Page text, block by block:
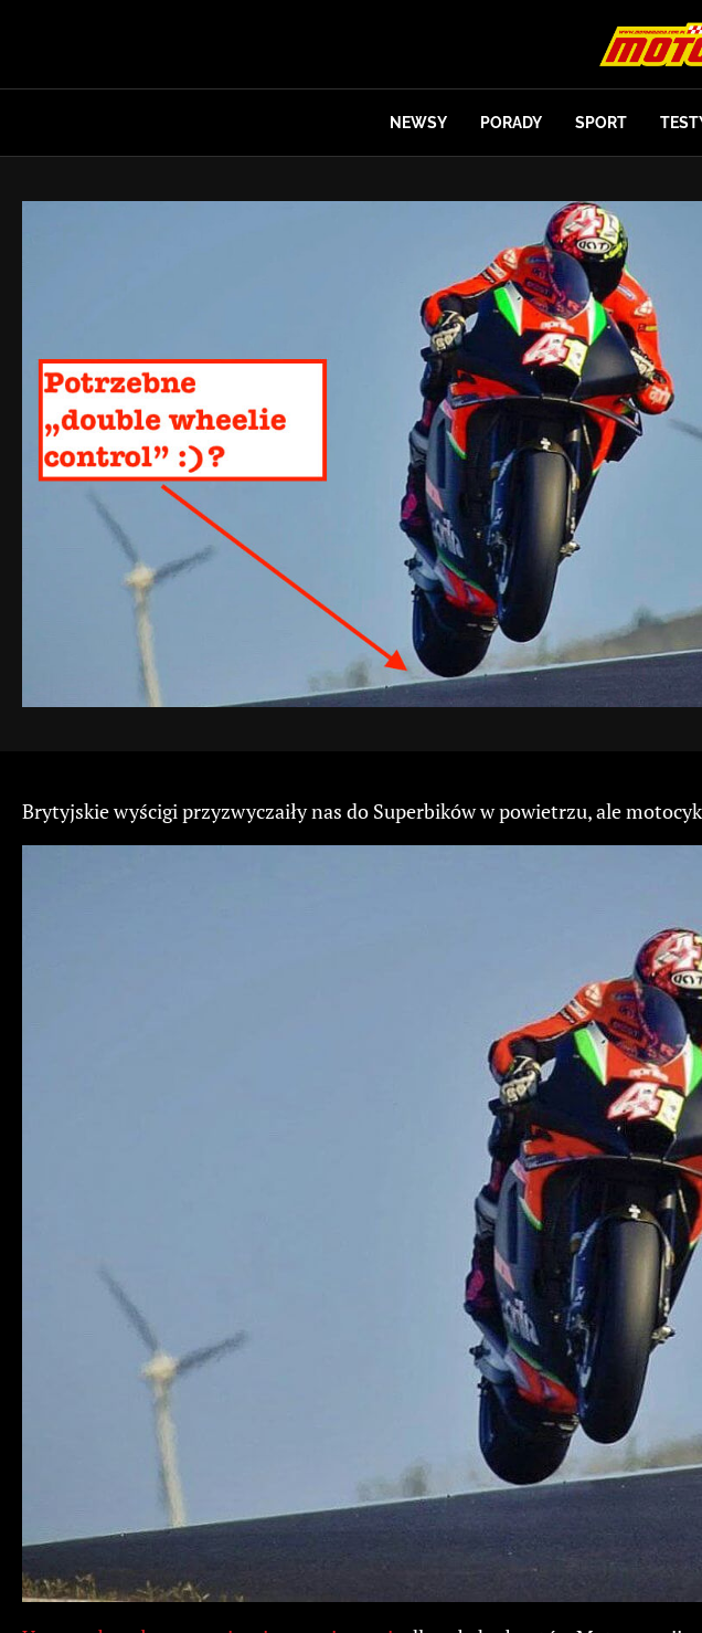
NEWSY PORADY SPORT
Brytyjskie wyścigi przyzwyczaiły nas do Superbików w powietrzu, ale